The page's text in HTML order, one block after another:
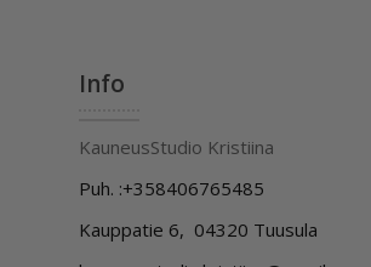
Info
KauneusStudio Kristiina
Puh. :+358406765485
Kauppatie 6, 04320 Tuusula